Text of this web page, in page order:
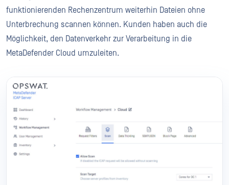
funktionierenden Rechenzentrum weiterhin Dateien ohne
Unterbrechung scannen können. Kunden haben auch die
Möglichkeit, den Datenverkehr zur Verarbeitung in die
MetaDefender Cloud umzuleiten.